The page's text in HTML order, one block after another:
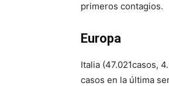
primeros contagios.
Europa
Italia (47.021casos,
casos en la última